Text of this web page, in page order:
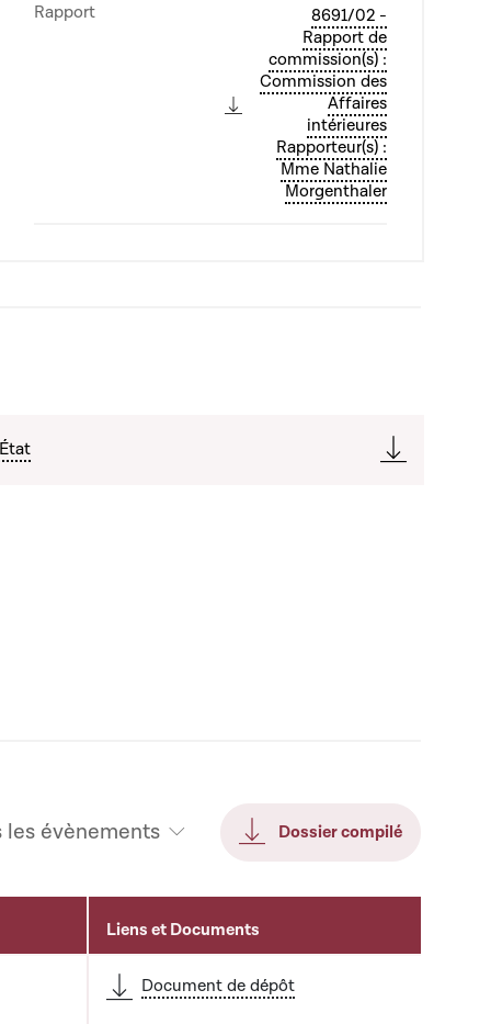
Rapport
8691/02 -
Rapport de
commission(s) :
Commission des
Affaires
intérieures
Rapporteur(s) :
Mme Nathalie
Morgenthaler
les évènements Dossier compilé
Liens et Documents
Document de dépôt